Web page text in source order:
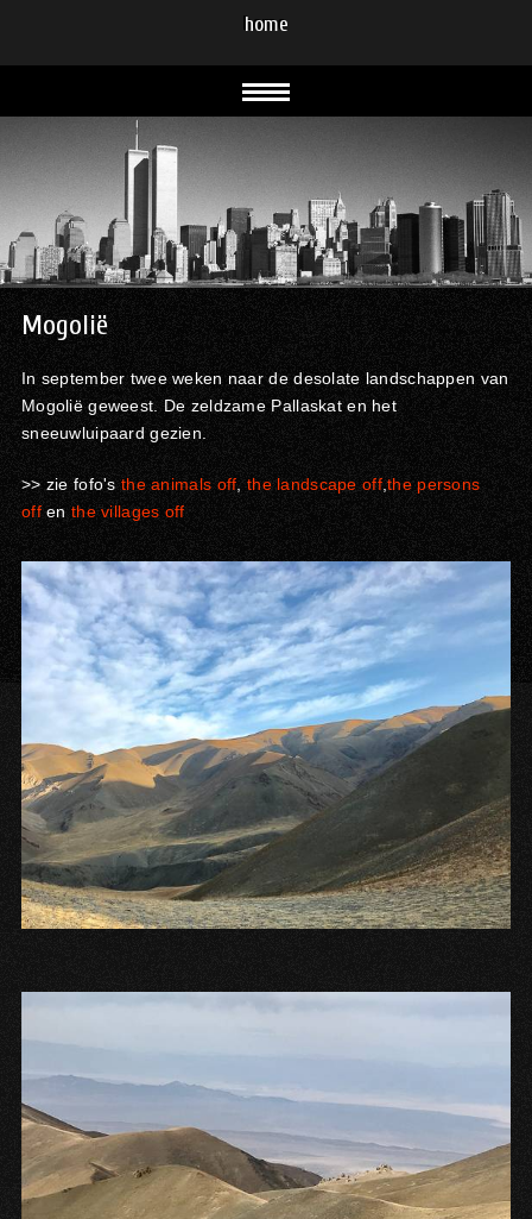
Mogolië
In september twee weken naar de desolate landschappen van
Mogolië geweest. De zeldzame Pallaskat en het
sneeuwluipaard gezien.
>> zie fofo'sthe animals off the landscape off,the persons
offenthe villages off
home